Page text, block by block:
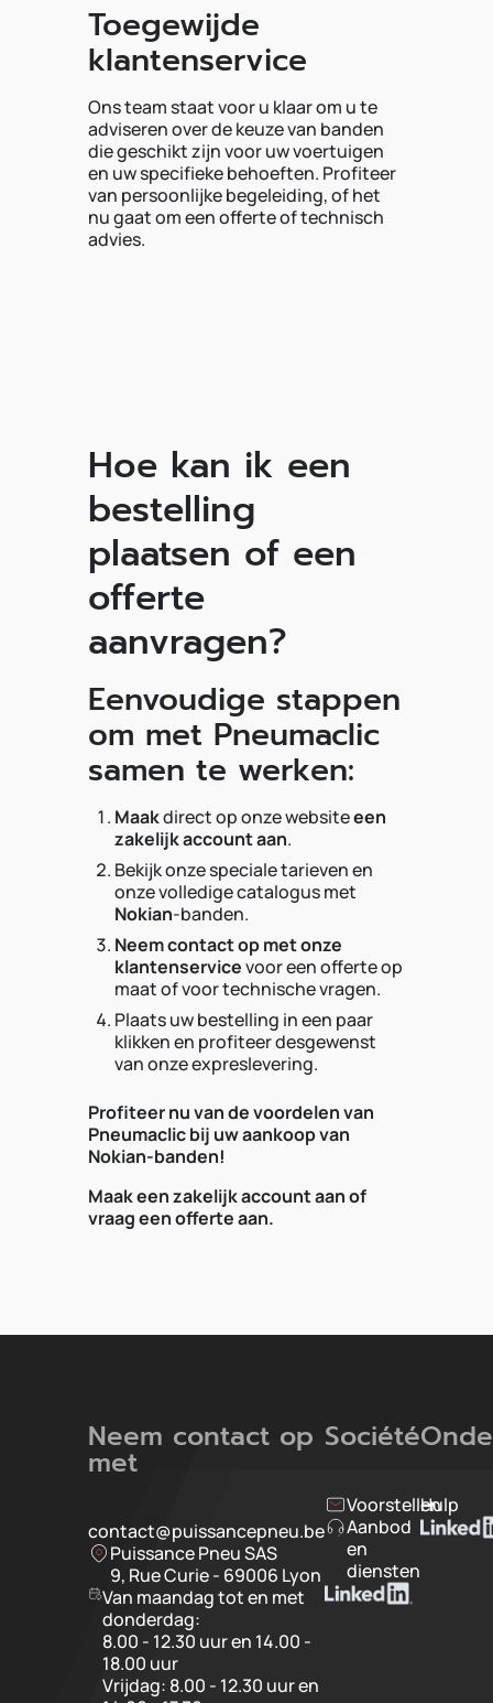
Toegewijde
klantenservice
Ons team staat voor u klaar om u te
adviseren over de keuze van banden
die geschikt zijn voor uw voertuigen
en uw specifieke behoeften. Profiteer
van persoonlijke begeleiding, of het
nu gaat om een offerte of technisch
advies.
Hoe kan ik een
bestelling
plaatsen of een
offerte
aanvragen?
Eenvoudige stappen
om met Pneumaclic
samen te werken:
Maakdirect op onze websiteeen
zakelijk account aan.
Bekijk onze speciale tarieven en
onze volledige catalogus met
Nokian-banden.
Neem contact op met onze
klantenservicevoor een offerte op
maat of voor technische vragen.
Plaats uw bestelling in een paar
klikken en profiteer desgewenst
van onze expreslevering.
Profiteer nu van de voordelen van
Pneumaclic bij uw aankoop van
Nokian-banden!
Maak een zakelijk account aan of
vraag een offerte aan.
Neem contact op
met
contact@puissancepneu.be
Puissance Pneu SAS
9, Rue Curie - 69006 Lyon
Van maandag tot en met
donderdag:
8.00 - 12.30 uur en 14.00 -
18.00 uur
Vrijdag: 8.00 - 12.30 uur en
Société
Voorstellen
Aanbod
en
diensten
Hulp